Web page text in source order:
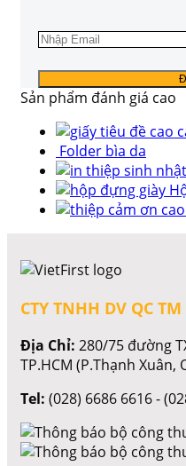
Sản phẩm đánh giá cao
Folder bìa da
CTY TNHH DV QC TM
Địa Chỉ: 280/75 đường
TP.HCM (P.Thạnh Xuân,
Tel: (028) 6686 6616 -